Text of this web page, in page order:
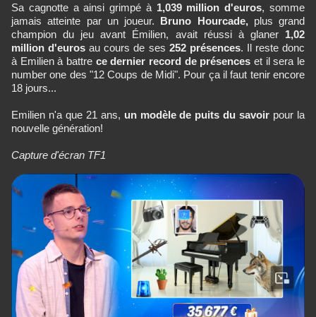
Sa cagnotte a ainsi grimpé à 1,039 million d'euros, somme
jamais atteinte par un joueur. Bruno Hourcade,plus grand
champion du jeu avant Émilien, avait réussi à glaner 1,02
million d'euros au cours de ses 252 présences. Il reste donc
à Emilien à battre ce dernier record de présences et il sera le
number one des "12 Coups de Midi". Pour ça il faut tenir encore
18 jours...
Emilien n'a que 21 ans, un modèle de puits du savoir pour la
nouvelle génération!
Capture d'écran TF1